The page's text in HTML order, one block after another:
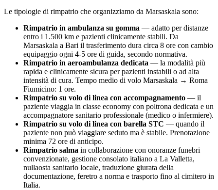
Le tipologie di rimpatrio che organizziamo da Marsaskala sono:
Rimpatrio in ambulanza su gomma — adatto per distanze
entro i 1.500 km e pazienti clinicamente stabili. Da
Marsaskala a Bari il trasferimento dura circa 8 ore con cambio
equipaggio ogni 4-5 ore di guida, secondo normativa.
Rimpatrio in aeroambulanza dedicata — la modalità più
rapida e clinicamente sicura per pazienti instabili o ad alta
intensità di cura. Tempo medio di volo Marsaskala → Roma
Fiumicino: 1 ore.
Rimpatrio su volo di linea con accompagnamento — il
paziente viaggia in classe economy con poltrona dedicata e un
accompagnatore sanitario professionale (medico o infermiere).
Rimpatrio su volo di linea con barella STC — quando il
paziente non può viaggiare seduto ma è stabile. Prenotazione
minima 72 ore di anticipo.
Rimpatrio salma in collaborazione con onoranze funebri
convenzionate, gestione consolato italiano a La Valletta,
nullaosta sanitario locale, traduzione giurata della
documentazione, feretro a norma e trasporto fino al cimitero in
Italia.